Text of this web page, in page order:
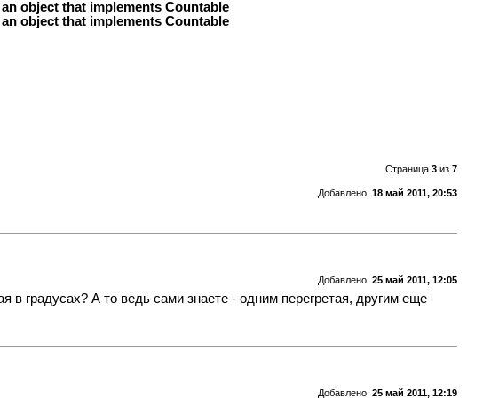
object that implements Countable
object that implements Countable
Страница 3из 7
Добавлено: 18 май 2011, 20:53
Добавлено: 25 май 2011, 12:05
градусах? А то ведь сами знаете - одним перегретая, другим еще
Добавлено: 25 май 2011, 12:19